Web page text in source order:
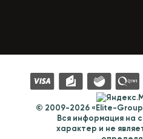
© 2009-2026 «Elite-
Вся информация на
характер и не